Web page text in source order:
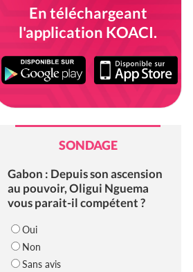
En téléchargeant
l'application KOACI.
SONDAGE
Gabon : Depuis son ascension
au pouvoir, Oligui Nguema
vous parait-il compétent ?
Oui
Non
Sans avis